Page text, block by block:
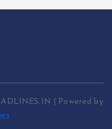
| Powered by